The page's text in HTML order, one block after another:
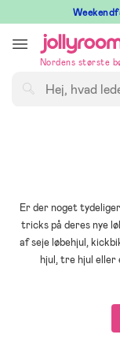
till
innehållet
Nordens største
Er der noget
tricks på deres nye
af seje løbehjul,
hjul, tre hjul